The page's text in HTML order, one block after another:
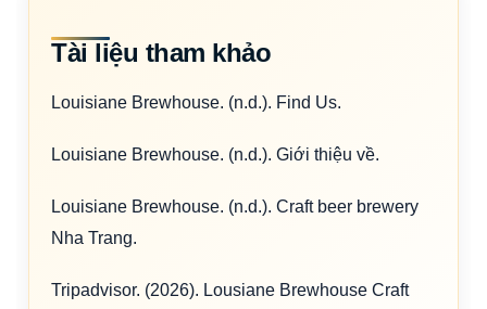
Tài liệu tham khảo
Louisiane Brewhouse. (n.d.). Find Us.
Louisiane Brewhouse. (n.d.). Giới thiệu về.
Louisiane Brewhouse. (n.d.). Craft beer brewery
Nha Trang.
Tripadvisor. (2026). Lousiane Brewhouse Craft